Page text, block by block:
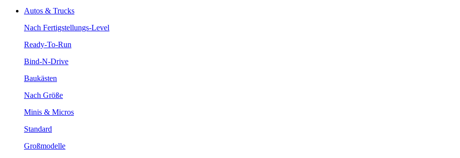
Autos & Trucks
Nach Fertigstellungs-Level
Ready-To-Run
Bind-N-Drive
Baukästen
Nach Größe
Minis & Micros
Standard
Großmodelle